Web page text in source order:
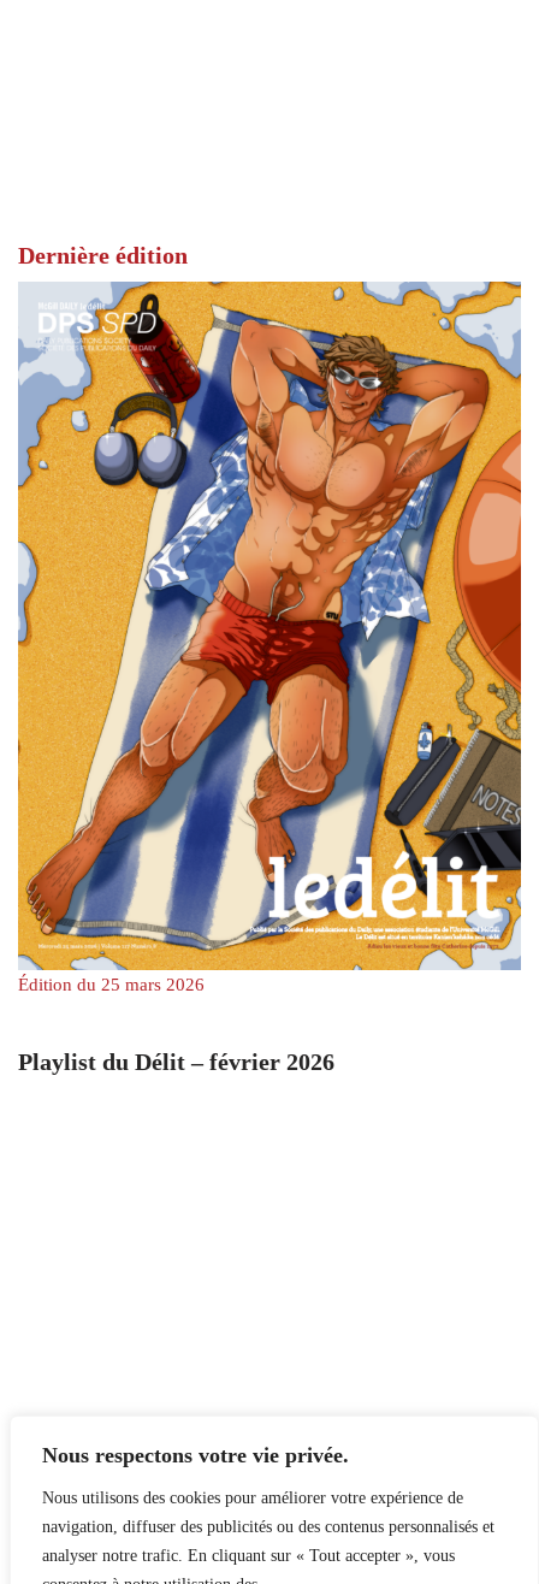
Nous respectons votre vie privée.
Nous utilisons des cookies pour améliorer votre expérience de
navigation, diffuser des publicités ou des contenus personnalisés et
analyser notre trafic. En cliquant sur « Tout accepter », vous
Dernière édition
Édition du 25 mars 2026
Playlist du Délit – février 2026